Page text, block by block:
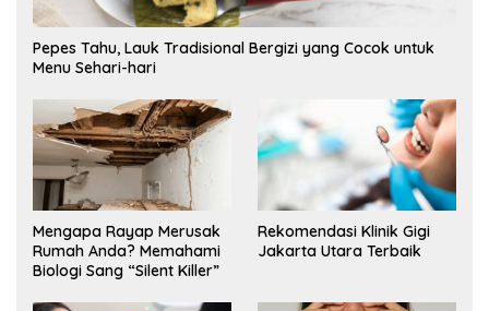
Pepes Tahu, Lauk Tradisional Bergizi yang Cocok untuk
Menu Sehari-hari
Mengapa Rayap Merusak
Rumah Anda? Memahami
Biologi Sang “Silent Killer”
Rekomendasi Klinik Gigi
Jakarta Utara Terbaik